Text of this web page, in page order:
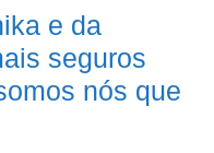
e da
seguros
nós que